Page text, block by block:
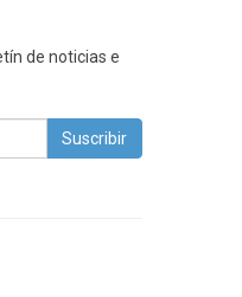
de noticias e
Suscribir